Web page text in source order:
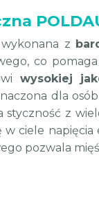
z
co
wysokiej
dla
styczność z
ciele napięcia
pozwala